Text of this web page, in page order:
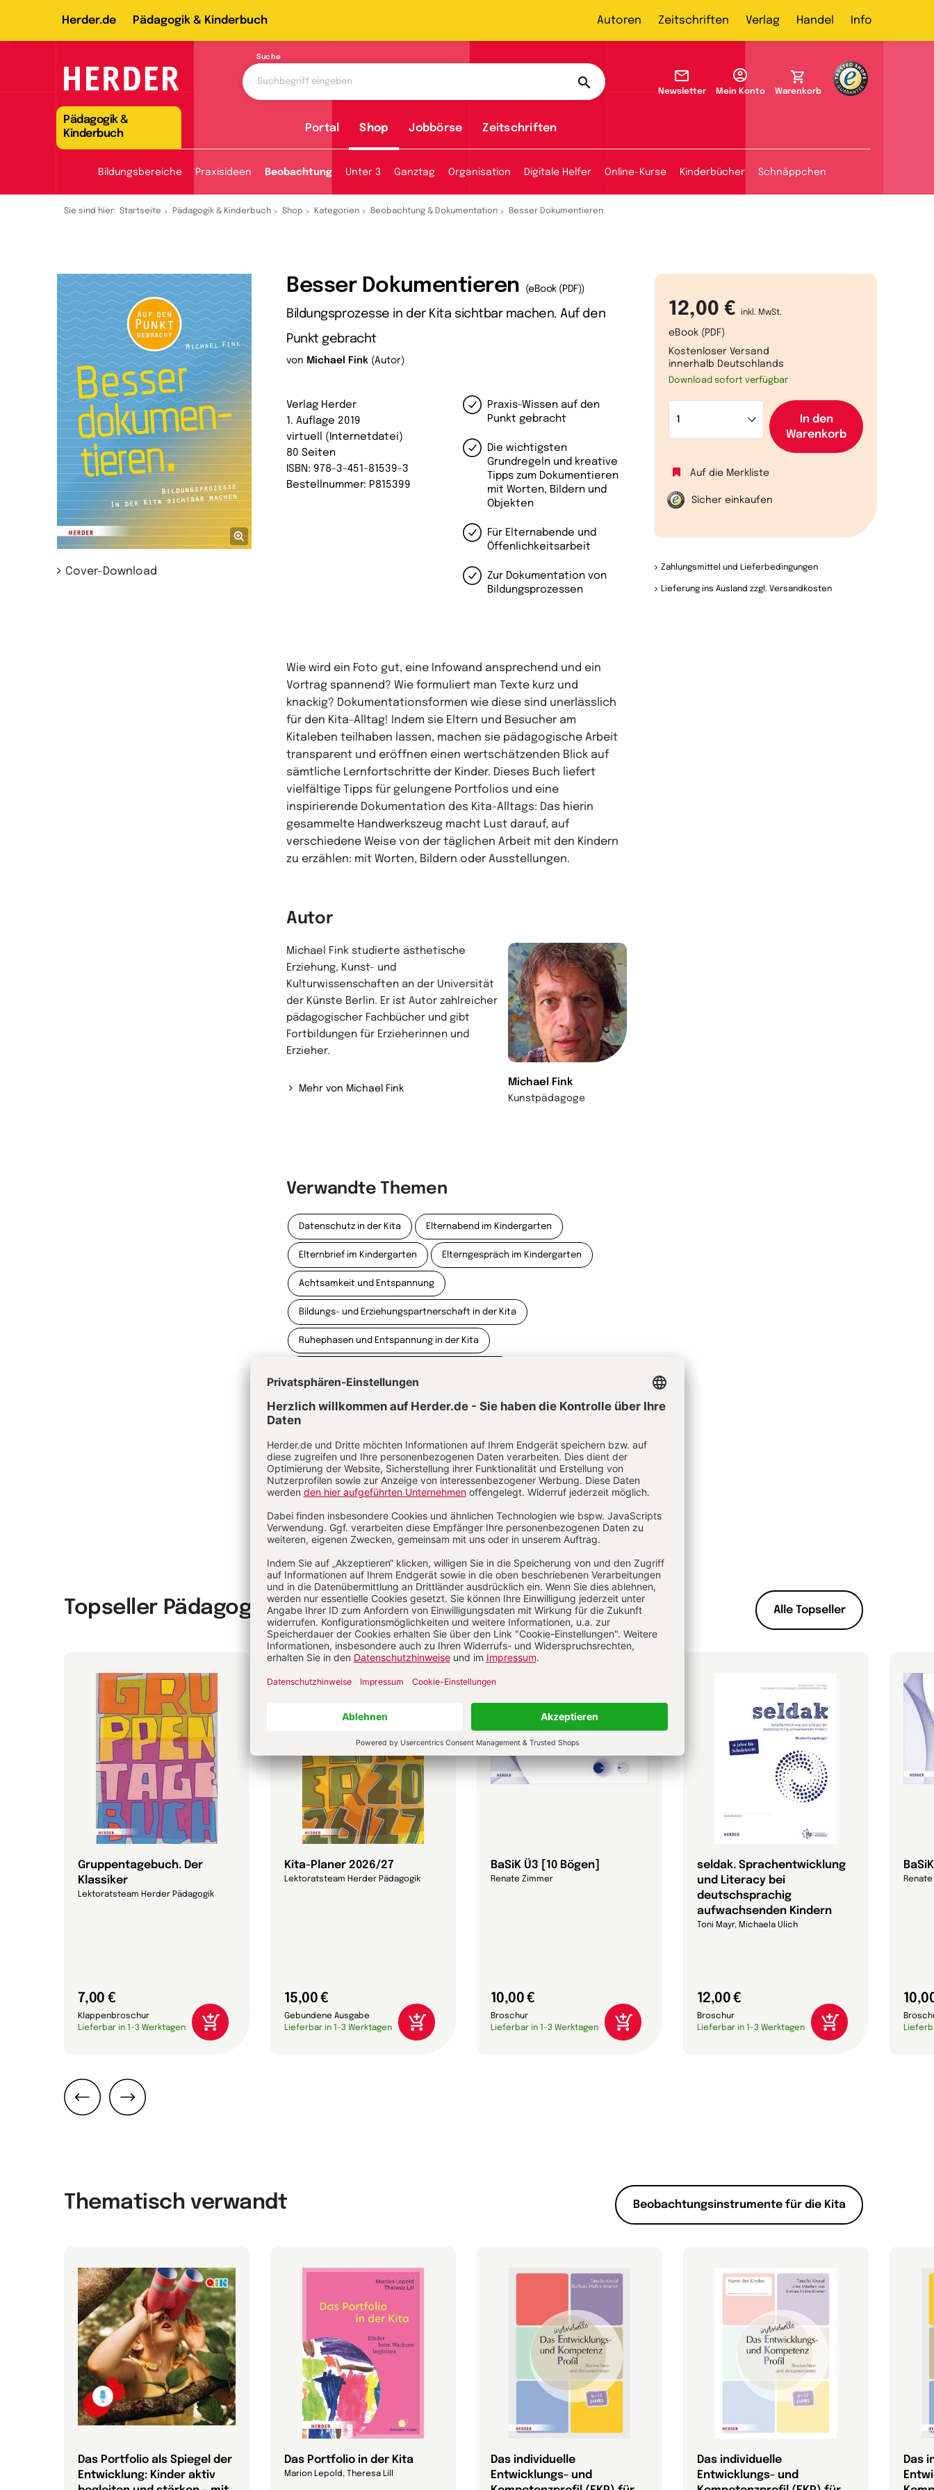
Herder.de Pädagogik & Kinderbuch Autoren Zeitschriften Verlag Handel Info
Suche
Pädagogik &
Kinderbuch
Newsletter Mein Konto Warenkorb
Portal Shop Jobbörse Zeitschriften
Bildungsbereiche Praxisideen Beobachtung Unter 3 Ganztag Organisation Digitale Helfer Online-Kurse Kinderbücher Schnäppchen
Sie sind hier: Startseite Pädagogik & Kinderbuch Shop Kategorien Beobachtung & Dokumentation Besser Dokumentieren
Cover-Download
12,00 € inkl. MwSt.
eBook (PDF)
Kostenloser Versand
innerhalb Deutschlands
Download sofort verfügbar
In den
Warenkorb
Auf die Merkliste
Sicher einkaufen
Zahlungsmittel und Lieferbedingungen
Lieferung ins Ausland zzgl. Versandkosten
Besser Dokumentieren (eBook (PDF))
Bildungsprozesse in der Kita sichtbar machen. Auf den
Punkt gebracht
von Michael Fink (Autor)
Praxis-Wissen auf den
Punkt gebracht
Die wichtigsten
Grundregeln und kreative
Tipps zum Dokumentieren
mit Worten, Bildern und
Objekten
Für Elternabende und
Öffenlichkeitsarbeit
Zur Dokumentation von
Bildungsprozessen
Verlag Herder
1. Auflage 2019
virtuell (Internetdatei)
80 Seiten
ISBN: 978-3-451-81539-3
Bestellnummer: P815399
Wie wird ein Foto gut, eine Infowand ansprechend und ein
Vortrag spannend? Wie formuliert man Texte kurz und
knackig? Dokumentationsformen wie diese sind unerlässlich
für den Kita-Alltag! Indem sie Eltern und Besucher am
Kitaleben teilhaben lassen, machen sie pädagogische Arbeit
transparent und eröffnen einen wertschätzenden Blick auf
sämtliche Lernfortschritte der Kinder. Dieses Buch liefert
vielfältige Tipps für gelungene Portfolios und eine
inspirierende Dokumentation des Kita-Alltags: Das hierin
gesammelte Handwerkszeug macht Lust darauf, auf
verschiedene Weise von der täglichen Arbeit mit den Kindern
zu erzählen: mit Worten, Bildern oder Ausstellungen.
Autor
Michael Fink
Kunstpädagoge
Michael Fink studierte ästhetische
Erziehung, Kunst- und
Kulturwissenschaften an der Universität
der Künste Berlin. Er ist Autor zahlreicher
pädagogischer Fachbücher und gibt
Fortbildungen für Erzieherinnen und
Erzieher.
Mehr von Michael Fink
Verwandte Themen
Datenschutz in der Kita Elternabend im Kindergarten
Elternbrief im Kindergarten Elterngespräch im Kindergarten
Achtsamkeit und Entspannung
Bildungs- und Erziehungspartnerschaft in der Kita
Ruhephasen und Entspannung in der Kita
Portfolio in der Kita: Die kindliche Entwicklung dokumentieren
Grenzsteine der Entwicklung : Die kindliche Entwicklung beobachten und
dokumentieren
Topseller Pädagogik & Kinderbuch Alle Topseller
Gruppentagebuch. Der
Klassiker
Lektoratsteam Herder Pädagogik
7,00 €
Klappenbroschur
Lieferbar in 1-3 Werktagen
Kita-Planer 2026/27
Lektoratsteam Herder Pädagogik
15,00 €
Gebundene Ausgabe
Lieferbar in 1-3 Werktagen
BaSiK Ü3 [10 Bögen]
Renate Zimmer
10,00 €
Broschur
Lieferbar in 1-3 Werktagen
seldak. Sprachentwicklung
und Literacy bei
deutschsprachig
aufwachsenden Kindern
Toni Mayr, Michaela Ulich
12,00 €
Broschur
Lieferbar in 1-3 Werktagen
Thematisch verwandt Beobachtungsinstrumente für die Kita
Das Portfolio als Spiegel der
Entwicklung: Kinder aktiv
Das Portfolio in der Kita
Marion Lepold, Theresa Lill
Das individuelle
Entwicklungs- und
Das individuelle
Entwicklungs- und
Das